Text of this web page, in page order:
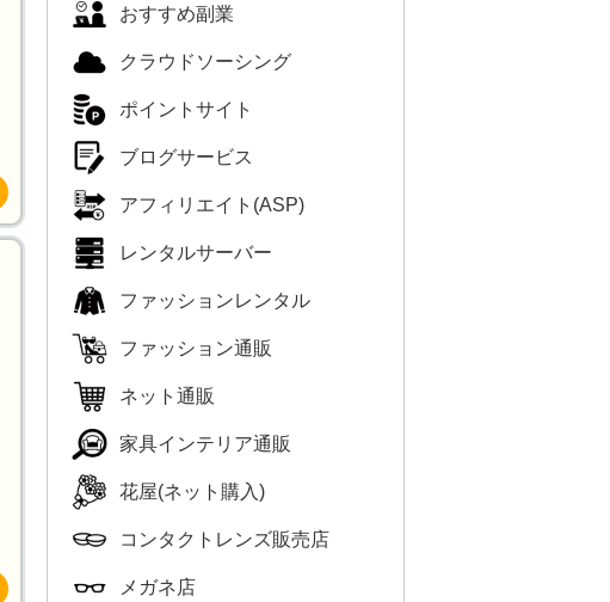
おすすめ副業
クラウドソーシング
ポイントサイト
ブログサービス
アフィリエイト(ASP)
レンタルサーバー
ファッションレンタル
ファッション通販
ネット通販
家具インテリア通販
花屋(ネット購入)
コンタクトレンズ販売店
メガネ店